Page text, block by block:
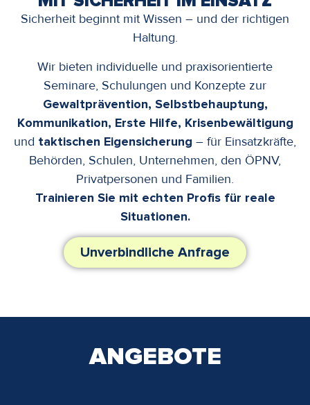
Sicherheit beginnt mit Wissen – und der richtigen
Haltung.
Wir bieten individuelle und praxisorientierte
Seminare, Schulungen und Konzepte zur
Gewaltprävention, Selbstbehauptung,
Kommunikation, Erste Hilfe, Krisenbewältigung
und taktischen Eigensicherung – für Einsatzkräfte,
Behörden, Schulen, Unternehmen, den ÖPNV,
Privatpersonen und Familien.
Trainieren Sie mit echten Profis für reale
Situationen.
Unverbindliche Anfrage
ANGEBOTE